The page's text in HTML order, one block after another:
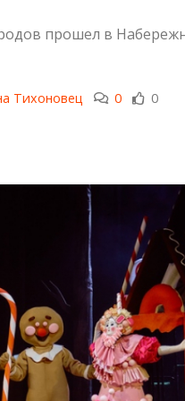
прошел в
Тихоновец 0 0